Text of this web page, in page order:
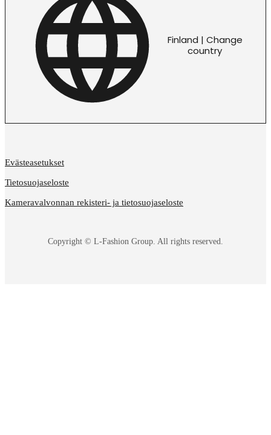
Finland | Change
country
Copyright © L-Fashion Group. All rights reserved.
Evästeasetukset
Tietosuojaseloste
Kameravalvonnan rekisteri- ja tietosuojaseloste